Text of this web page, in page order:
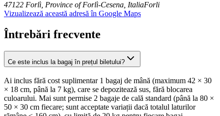
47122 Forlì, Province of Forlì-Cesena, ItaliaForli
Vizualizează această adresă în Google Maps
Întrebări frecvente
Ce este inclus la bagaj în prețul biletului?
Ai inclus fără cost suplimentar 1 bagaj de mână (maximum 42 × 30
× 18 cm, până la 7 kg), care se depozitează sus, fără blocarea
culoarului. Mai sunt permise 2 bagaje de cală standard (până la 80 ×
50 × 30 cm fiecare; sunt acceptate variații dacă totalul laturilor